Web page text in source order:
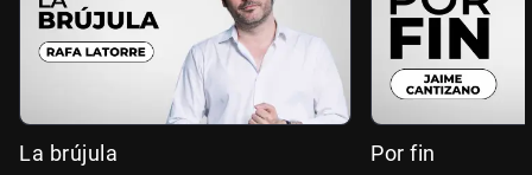
La brújula Por fin